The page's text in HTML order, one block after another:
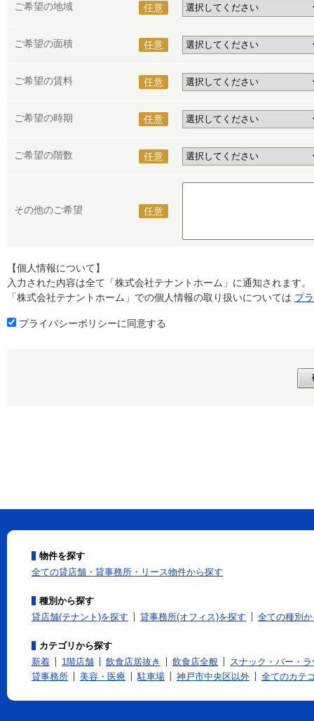
ご希望の地域 任意
ご希望の面積 任意
ご希望の賃料 任意
ご希望の時期 任意
ご希望の階数 任意
その他のご希望 任意
【個人情報について】
入力された内容は全て「株式会社テナントホーム」に通知されます。
「株式会社テナントホーム」での個人情報の取り扱いについては プ
プライバシーポリシーに同意する
物件を探す
全ての貸店舗・貸事務所・リース物件から探す
種別から探す
貸店舗(テナント)を探す
貸事務所(オフィス)を探す 全ての種別
カテゴリから探す
新着
1階店舗 飲食店居抜き 飲食店全般
スナック・バー・
貸事務所
美容・医療 駐車場 神戸市中央区以外 全てのカテ